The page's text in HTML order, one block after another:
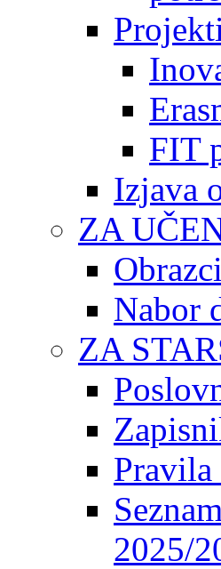
FIT
Izjava
ZA
Obrazci
Nabor
ZA
Pravila
2025/